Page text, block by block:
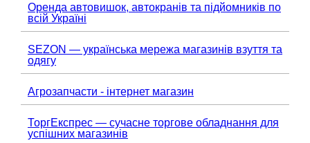
Оренда автовишок, автокранів та підйомників по
всій Україні
SEZON — українська мережа магазинів взуття та
одягу
Агрозапчасти - інтернет магазин
ТоргЕкспрес — сучасне торгове обладнання для
успішних магазинів